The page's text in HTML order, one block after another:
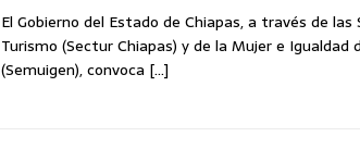
El Gobierno del Estado de Chiapas, a través de las
Turismo (Sectur Chiapas) y de la Mujer e Igualdad
(Semuigen), convoca […]